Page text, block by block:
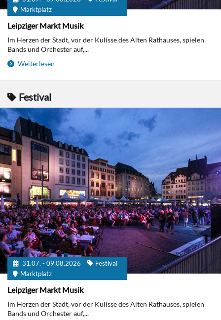
Marktplatz
Leipziger Markt Musik
Im Herzen der Stadt, vor der Kulisse des Alten Rathauses, spielen
Bands und Orchester auf,...
Weiterlesen
Festival
31.07. - 09.08.2026
Festival
Marktplatz
Leipziger Markt Musik
Im Herzen der Stadt, vor der Kulisse des Alten Rathauses, spielen
Bands und Orchester auf,...